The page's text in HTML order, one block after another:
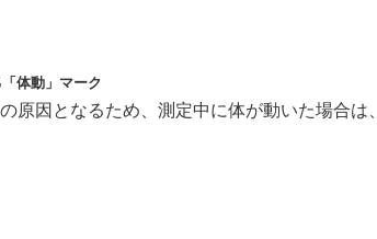
体動」マーク
原因となるため、測定中に体が動いた場合